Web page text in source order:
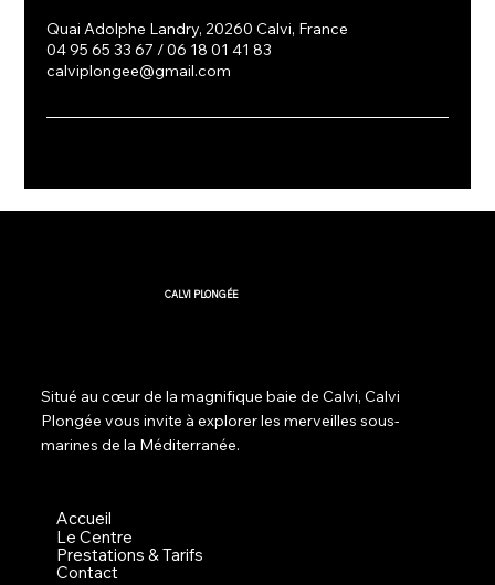
Quai Adolphe Landry, 20260 Calvi, France
04 95 65 33 67 / 06 18 01 41 83
calviplongee@gmail.com
Situé au cœur de la magnifique baie de Calvi, Calvi
Plongée vous invite à explorer les merveilles sous-
marines de la Méditerranée.
Accueil
Le Centre
Prestations & Tarifs
Contact
CALVI PLONGÉE